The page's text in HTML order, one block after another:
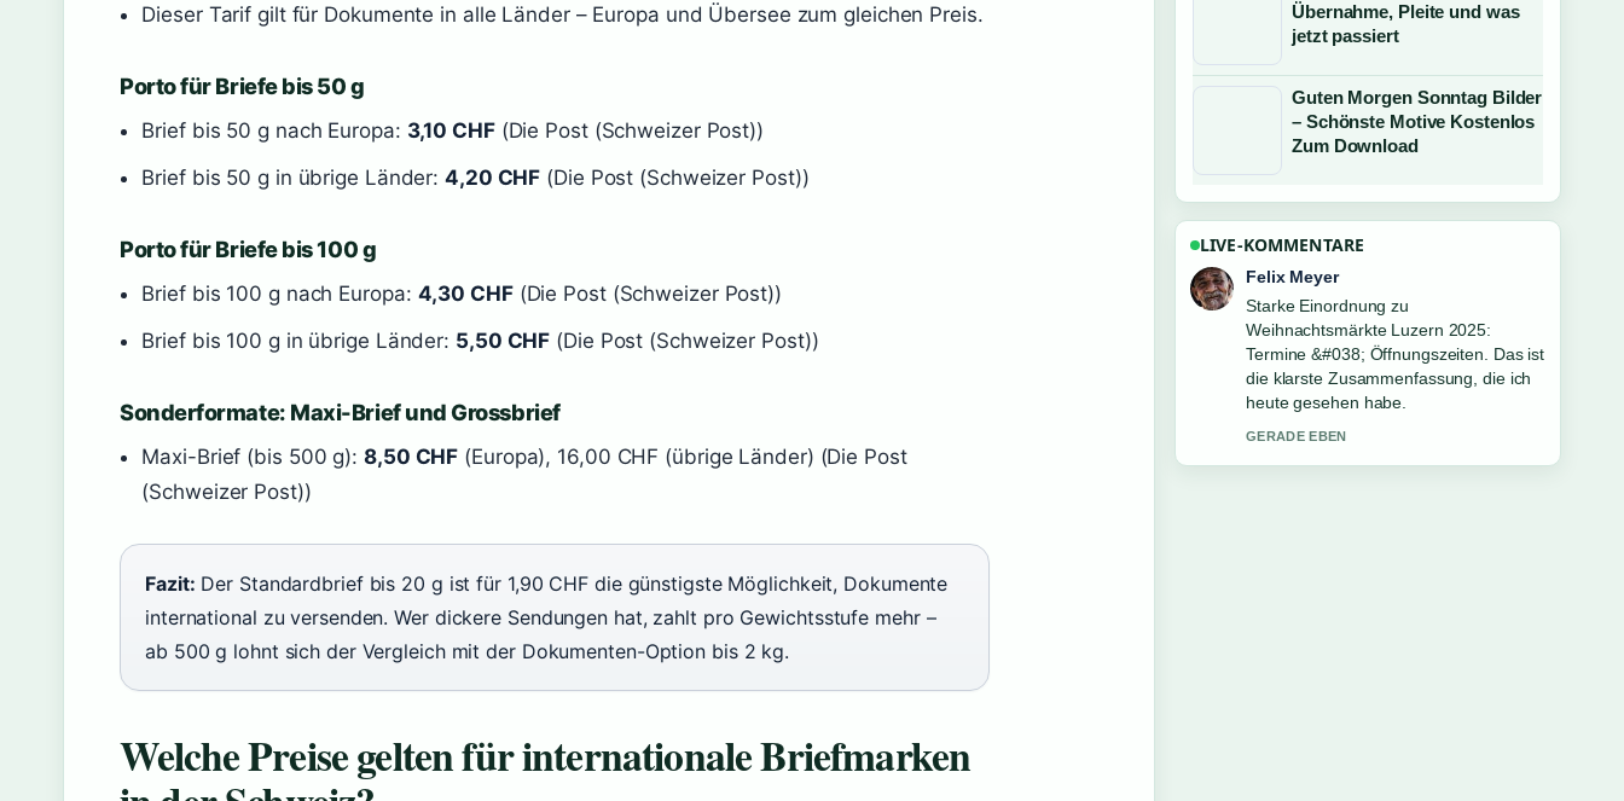
Dieser Tarif gilt für Dokumente in alle Länder – Europa und Übersee zum gleichen Preis.
Porto für Briefe bis 50 g
Brief bis 50 g nach Europa: 3,10 CHF(Die Post (Schweizer Post))
Brief bis 50 g in übrige Länder:4,20 CHF (Die Post (Schweizer Post))
Porto für Briefe bis 100 g
Brief bis 100 g nach Europa: 4,30 CHF(Die Post (Schweizer Post))
Brief bis 100 g in übrige Länder: 5,50 CHF (Die Post (Schweizer Post))
Sonderformate: Maxi-Brief und Grossbrief
Maxi-Brief (bis 500 g): 8,50 CHF (Europa), 16,00 CHF (übrige Länder) (Die Post
(Schweizer Post))
Fazit: Der Standardbrief bis 20 g ist für 1,90 CHF die günstigste Möglichkeit, Dokumente
international zu versenden. Wer dickere Sendungen hat, zahlt pro Gewichtsstufe mehr –
ab 500 g lohnt sich der Vergleich mit der Dokumenten-Option bis 2 kg.
Welche Preise gelten für internationale Briefmarken
Übernahme, Pleite und was
jetzt passiert
Guten Morgen Sonntag Bilder
– Schönste Motive Kostenlos
Zum Download
LIVE-KOMMENTARE
Laura Becker
Verfolge Besetzung Der
Milliardärsbunker: Alle Schauspieler
genau – schaetze den ausgewogenen
Ton hier.
3 MIN ZUVOR